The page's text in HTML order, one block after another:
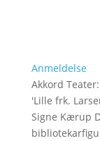
Anmeldelse
Akkord Teater:
'Lille frk.
Signe Kærup